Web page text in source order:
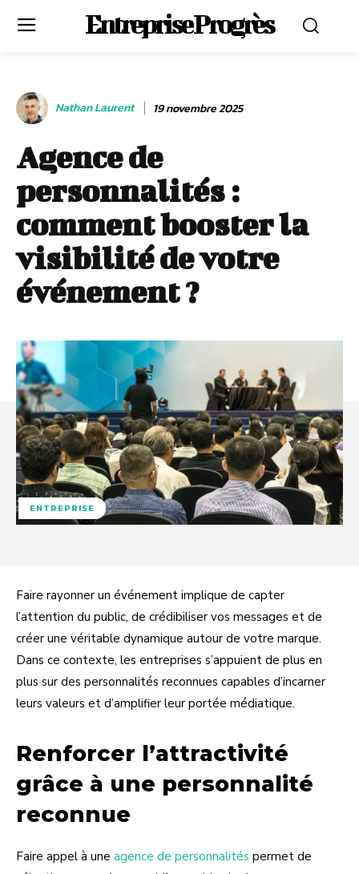
Entreprise Progrès
Nathan Laurent 19 novembre 2025
Agence de
personnalités :
comment booster la
visibilité de votre
événement ?
ENTREPRISE
Faire rayonner un événement implique de capter
l’attention du public, de crédibiliser vos messages et de
créer une véritable dynamique autour de votre marque.
Dans ce contexte, les entreprises s’appuient de plus en
plus sur des personnalités reconnues capables d’incarner
leurs valeurs et d’amplifier leur portée médiatique.
Renforcer l’attractivité
grâce à une personnalité
reconnue
Faire appel à une agence de personnalités permet de